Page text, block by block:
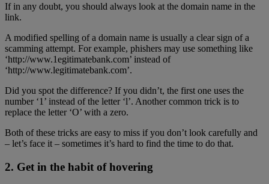
If in any doubt, you should always look at the domain name in the
link.
A modified spelling of a domain name is usually a clear sign of a
scamming attempt. For example, phishers may use something like
‘http://www.1egitimatebank.com’ instead of
‘http://www.legitimatebank.com’.
Did you spot the difference? If you didn’t, the first one uses the
number ‘1’ instead of the letter ‘l’. Another common trick is to
replace the letter ‘O’ with a zero.
Both of these tricks are easy to miss if you don’t look carefully and
– let’s face it – sometimes it’s hard to find the time to do that.
2. Get in the habit of hovering